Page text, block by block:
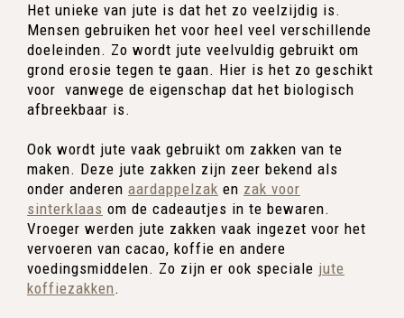
Het unieke van jute is dat het zo veelzijdig is.
Mensen gebruiken het voor heel veel verschillende
doeleinden. Zo wordt jute veelvuldig gebruikt om
grond erosie tegen te gaan. Hier is het zo geschikt
voor vanwege de eigenschap dat het biologisch
afbreekbaar is.
Ook wordt jute vaak gebruikt om zakken van te
maken. Deze jute zakken zijn zeer bekend als
onder anderen aardappelzak en zak voor
sinterklaas om de cadeautjes in te bewaren.
Vroeger werden jute zakken vaak ingezet voor het
vervoeren van cacao, koffie en andere
voedingsmiddelen. Zo zijn er ook speciale jute
koffiezakken.